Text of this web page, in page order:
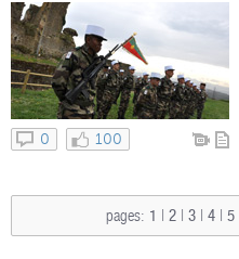
0 100
pages: 1 2 3 4 5